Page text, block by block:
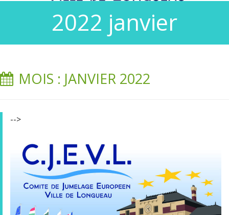
2022 janvier
MOIS : JANVIER 2022
-->